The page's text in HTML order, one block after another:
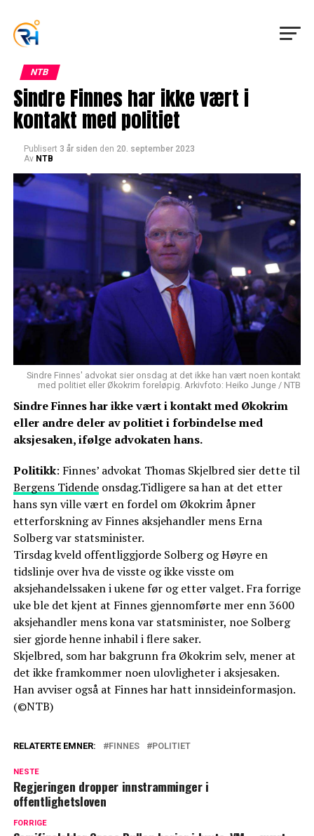
NTB
Sindre Finnes har ikke vært i
kontakt med politiet
Publisert 3 år siden den 20. september 2023
Av NTB
Sindre Finnes' advokat sier onsdag at det ikke han vært noen kontakt
med politiet eller Økokrim foreløpig. Arkivfoto: Heiko Junge / NTB
Sindre Finnes har ikke vært i kontakt med Økokrim
eller andre deler av politiet i forbindelse med
aksjesaken, ifølge advokaten hans.
Politikk: Finnes’ advokat Thomas Skjelbred sier dette til
Bergens Tidendeonsdag.Tidligere sa han at det etter
hans syn ville vært en fordel om Økokrim åpner
etterforskning av Finnes aksjehandler mens Erna
Solberg var statsminister.
Tirsdag kveld offentliggjorde Solberg og Høyre en
tidslinje over hva de visste og ikke visste om
aksjehandelssaken i ukene før og etter valget. Fra forrige
uke ble det kjent at Finnes gjennomførte mer enn 3600
aksjehandler mens kona var statsminister, noe Solberg
sier gjorde henne inhabil i flere saker.
Skjelbred, som har bakgrunn fra Økokrim selv, mener at
det ikke framkommer noen ulovligheter i aksjesaken.
Han avviser også at Finnes har hatt innsideinformasjon.
(©NTB)
RELATERTE EMNER: FINNES POLITIET
NESTE
Regjeringen dropper innstramminger i
offentlighetsloven
FORRIGE